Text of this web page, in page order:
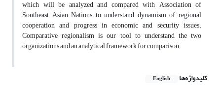
which will be analyzed and compared with Association of
Southeast Asian Nations to understand dynamism of regional
cooperation and progress in economic and security issues.
Comparative regionalism is our tool to understand the two
organizations and an analytical framework for comparison.
کلیدواژه‌ها English